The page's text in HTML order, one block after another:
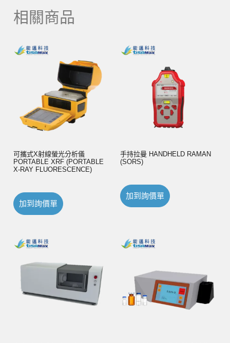
相關商品
可攜式X射線螢光分析儀
PORTABLE XRF (PORTABLE
X-RAY FLUORESCENCE)
加到詢價單
手持拉曼 HANDHELD RAMAN
(SORS)
加到詢價單